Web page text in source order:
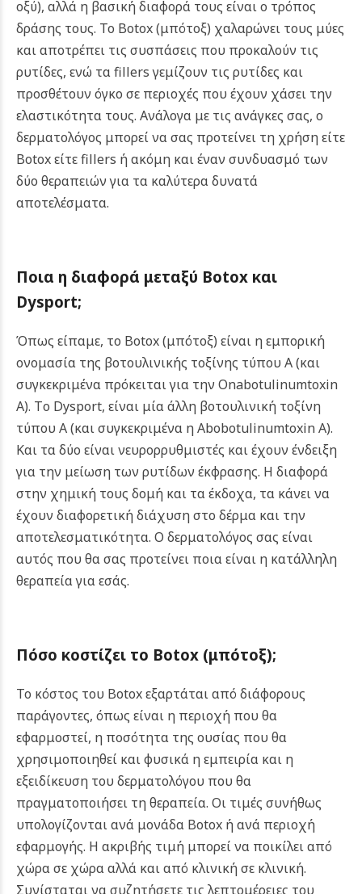
οξύ), αλλά η βασική διαφορά τους είναι ο τρόπος
δράσης τους. Το Botox(μπότοξ) χαλαρώνει τους μύες
και αποτρέπει τις συσπάσεις που προκαλούν τις
ρυτίδες, ενώ τα fillers γεμίζουν τις ρυτίδες και
προσθέτουν όγκο σε περιοχές που έχουν χάσει την
ελαστικότητα τους. Ανάλογα με τις ανάγκες σας, ο
δερματολόγος μπορεί να σας προτείνει τη χρήση είτε
Botox είτε fillers ή ακόμη και έναν συνδυασμό των
δύο θεραπειών για τα καλύτερα δυνατά
αποτελέσματα.
Ποια η διαφορά μεταξύ Botox και
Dysport;
Όπως είπαμε, το Botox (μπότοξ) είναι η εμπορική
ονομασία της βοτουλινικής τοξίνης τύπου Α (και
συγκεκριμένα πρόκειται για την Onabotulinumtoxin
A). Τo Dysport, είναι μία άλλη βοτουλινική τοξίνη
τύπου Α (και συγκεκριμένα η Abobotulinumtoxin A).
Και τα δύο είναι νευρορρυθμιστές και έχουν ένδειξη
για την μείωση των ρυτίδων έκφρασης. Η διαφορά
στην χημική τους δομή και τα έκδοχα, τα κάνει να
έχουν διαφορετική διάχυση στο δέρμα και την
αποτελεσματικότητα. Ο δερματολόγος σας είναι
αυτός που θα σας προτείνει ποια είναι η κατάλληλη
θεραπεία για εσάς.
Πόσο κοστίζει το Botox (μπότοξ);
Το κόστος του Botox εξαρτάται από διάφορους
παράγοντες, όπως είναι η περιοχή που θα
εφαρμοστεί, η ποσότητα της ουσίας που θα
χρησιμοποιηθεί και φυσικά η εμπειρία και η
εξειδίκευση του δερματολόγου που θα
πραγματοποιήσει τη θεραπεία. Οι τιμές συνήθως
υπολογίζονται ανά μονάδα Botox ή ανά περιοχή
εφαρμογής. Η ακριβής τιμή μπορεί να ποικίλει από
χώρα σε χώρα αλλά και από κλινική σε κλινική.
Συνίσταται να συζητήσετε τις λεπτομέρειες του